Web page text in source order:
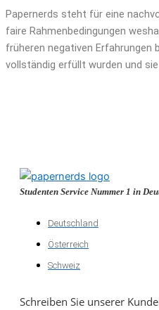
Papernerds steht für eine
faire Rahmenbedingungen
früheren negativen Erfahrungen
vollständig erfüllt wurden und
Studenten Service Nummer 1 in
Deutschland
Österreich
Schweiz
Schreiben Sie unserer